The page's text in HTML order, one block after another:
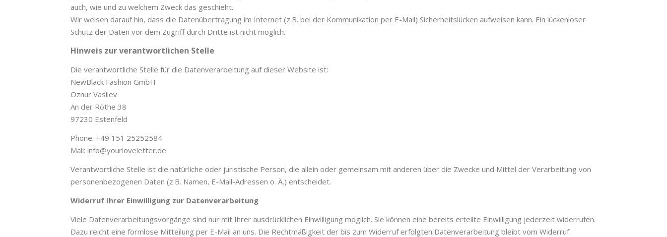
auch, wie und zu welchem Zweck das geschieht.
Wir weisen darauf hin, dass die Datenübertragung im Internet (z.B. bei der Kommunikation per E-Mail) Sicherheitslücken aufweisen kann. Ein lückenloser
Schutz der Daten vor dem Zugriff durch Dritte ist nicht möglich.
Hinweis zur verantwortlichen Stelle
Die verantwortliche Stelle für die Datenverarbeitung auf dieser Website ist:
NewBlack Fashion GmbH
Öznur Vasilev
An der Röthe 38
97230 Estenfeld
Phone: +49 151 25252584
Mail: info@yourloveletter.de
Verantwortliche Stelle ist die natürliche oder juristische Person, die allein oder gemeinsam mit anderen über die Zwecke und Mittel der Verarbeitung von
personenbezogenen Daten (z.B. Namen, E-Mail-Adressen o. Ä.) entscheidet.
Widerruf Ihrer Einwilligung zur Datenverarbeitung
Viele Datenverarbeitungsvorgänge sind nur mit Ihrer ausdrücklichen Einwilligung möglich. Sie können eine bereits erteilte Einwilligung jederzeit widerrufen.
Dazu reicht eine formlose Mitteilung per E-Mail an uns. Die Rechtmäßigkeit der bis zum Widerruf erfolgten Datenverarbeitung bleibt vom Widerruf